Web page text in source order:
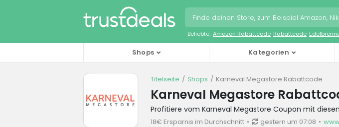
Beliebte: Amazon Rabattcode Rabattcode
Shops Kategorien
Titelseite Shops Karneval Megastore Rabattcode
Karneval Megastore
Profitiere vom Karneval Megastore Coupon mit
18€ Ersparnis im Durchschnitt gestern um 07:08